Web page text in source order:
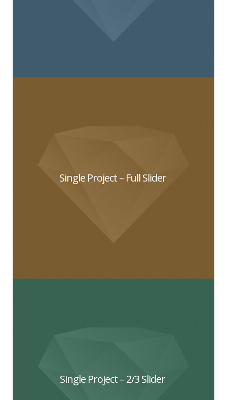
Single Project – Full Slider
Single Project – 2/3 Slider